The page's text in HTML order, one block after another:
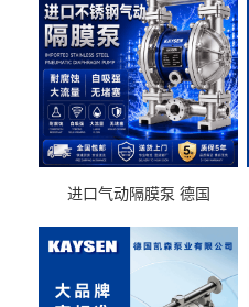
进口气动隔膜泵 德国
送气动泵